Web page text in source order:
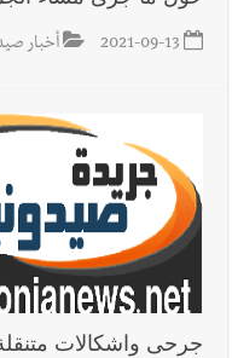
2021-09-13 أخبار
جرحى واشكالات